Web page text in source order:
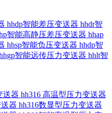
hhdp智能差压变送器 hhdr智
智能高静压差压变送器 hhap
hhsp智能负压变送器 hhdp智
智能远传压力变送器 hhlt智
送器 hh316 高温型压力变送器
器 hh316数显型压力变送器